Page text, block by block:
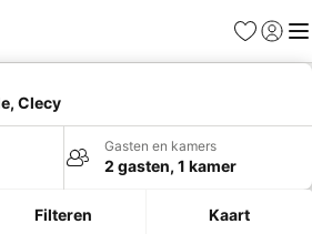
Favorieten
Clecy
Gasten en kamers
2 gasten, 1 kamer
Filteren Kaart